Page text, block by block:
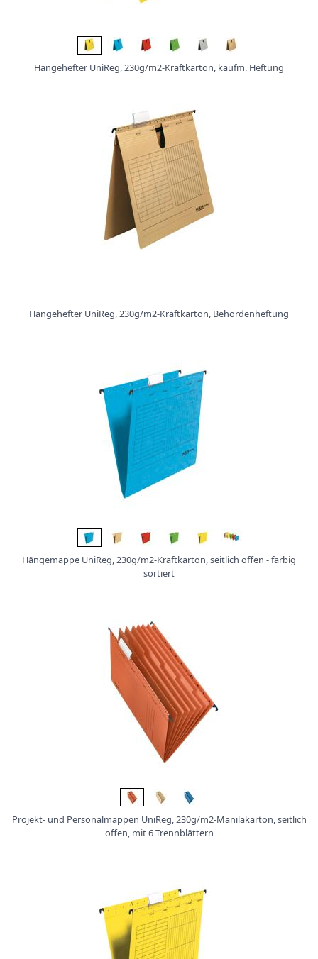
Hängehefter UniReg, 230g/m2-Kraftkarton, kaufm. Heftung
Hängehefter UniReg, 230g/m2-Kraftkarton, Behördenheftung
Hängemappe UniReg, 230g/m2-Kraftkarton, seitlich offen - farbig
sortiert
Projekt- und Personalmappen UniReg, 230g/m2-Manilakarton, seitlich
offen, mit 6 Trennblättern